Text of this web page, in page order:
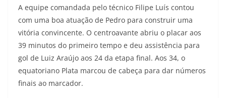
A equipe comandada pelo técnico Filipe Luís contou
com uma boa atuação de Pedro para construir uma
vitória convincente. O centroavante abriu o placar aos
39 minutos do primeiro tempo e deu assistência para
gol de Luiz Araújo aos 24 da etapa final. Aos 34, o
equatoriano Plata marcou de cabeça para dar números
finais ao marcador.